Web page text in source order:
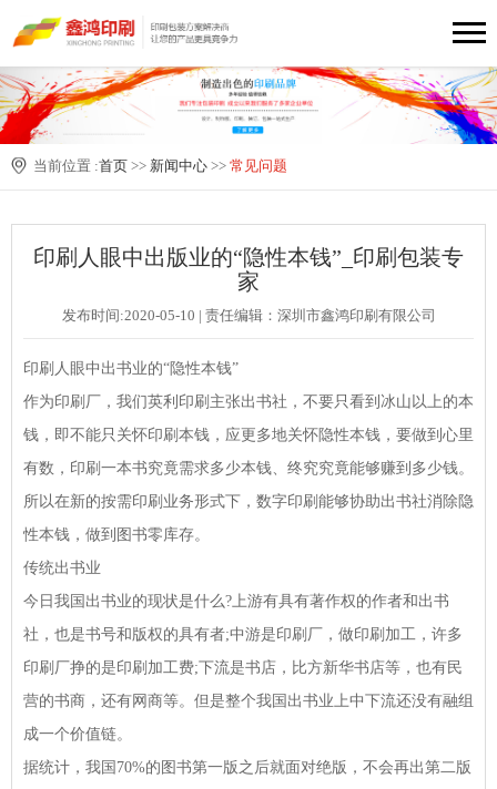
当前位置 :首页 >> 新闻中心 >> 常见问题
印刷人眼中出版业的“隐性本钱”_印刷包装专
家
发布时间:2020-05-10 | 责任编辑：深圳市鑫鸿印刷有限公司
印刷人眼中出书业的“隐性本钱”
作为印刷厂，我们英利印刷主张出书社，不要只看到冰山以上的本
钱，即不能只关怀印刷本钱，应更多地关怀隐性本钱，要做到心里
有数，印刷一本书究竟需求多少本钱、终究究竟能够赚到多少钱。
所以在新的按需印刷业务形式下，数字印刷能够协助出书社消除隐
性本钱，做到图书零库存。
传统出书业
今日我国出书业的现状是什么?上游有具有著作权的作者和出书
社，也是书号和版权的具有者;中游是印刷厂，做印刷加工，许多
印刷厂挣的是印刷加工费;下流是书店，比方新华书店等，也有民
营的书商，还有网商等。但是整个我国出书业上中下流还没有融组
成一个价值链。
据统计，我国70%的图书第一版之后就面对绝版，不会再出第二版